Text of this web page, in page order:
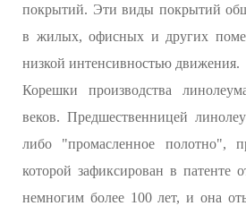
покрытий. Эти виды покрытий
в жилых, офисных и других
низкой интенсивностью движения.
Корешки производства
веков. Предшественницей
либо "промасленное полотно",
которой зафиксирован в патенте
немногим более 100 лет, и она